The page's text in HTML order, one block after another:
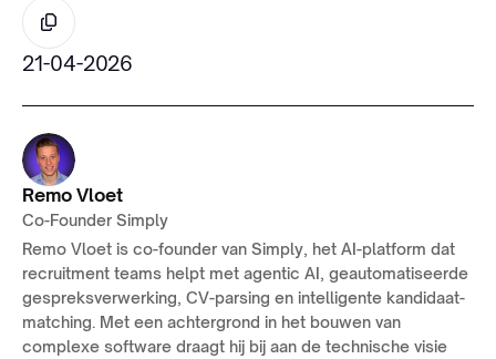
21-04-2026
Remo Vloet
Co-Founder Simply
Remo Vloet is co-founder van Simply, het AI-platform dat
recruitment teams helpt met agentic AI, geautomatiseerde
gespreksverwerking, CV-parsing en intelligente kandidaat-
matching. Met een achtergrond in het bouwen van
complexe software draagt hij bij aan de technische visie